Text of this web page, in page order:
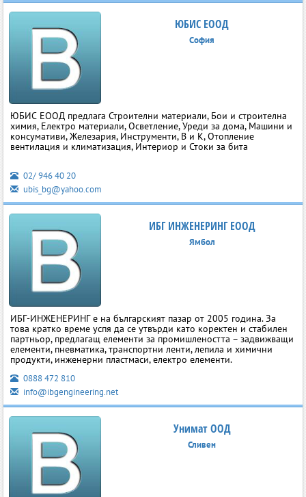
ЮБИС ЕООД
София
ЮБИС ЕООД предлага Строителни материали, Бои и строителна
химия, Електро материали, Осветление, Уреди за дома, Машини и
консумативи, Железария, Инструменти, В и К, Отопление
вентилация и климатизация, Интериор и Стоки за бита
02/ 946 40 20
ubis_bg@yahoo.com
ИБГ ИНЖЕНЕРИНГ ЕООД
Ямбол
ИБГ-ИНЖЕНЕРИНГ е на българският пазар от 2005 година. За
това кратко време успя да се утвърди като коректен и стабилен
партньор, предлагащ елементи за промишлеността – задвижващи
елементи, пневматика, транспортни ленти, лепила и химични
продукти, инженерни пластмаси, електро елементи.
0888 472 810
info@ibgengineering.net
Унимат ООД
Сливен